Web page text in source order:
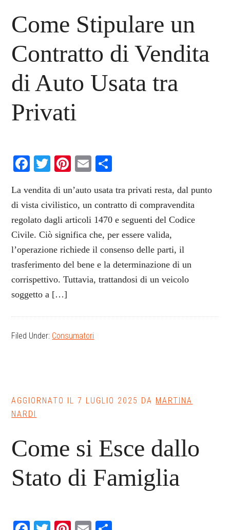
Come Stipulare un
Contratto di Vendita
di Auto Usata tra
Privati
Facebook
TwitterPinterest
Email
La vendita di un’auto usata tra privati resta, dal punto
di vista civilistico, un contratto di compravendita
regolato dagli articoli 1470 e seguenti del Codice
Civile. Ciò significa che, per essere valida,
l’operazione richiede il consenso delle parti, il
trasferimento del bene e la determinazione di un
corrispettivo. Tuttavia, trattandosi di un veicolo
soggetto a […]
Filed Under: Consumatori
AGGIORNATO IL7 LUGLIO 2025 DA MARTINA
NARDI
Come si Esce dallo
Stato di Famiglia